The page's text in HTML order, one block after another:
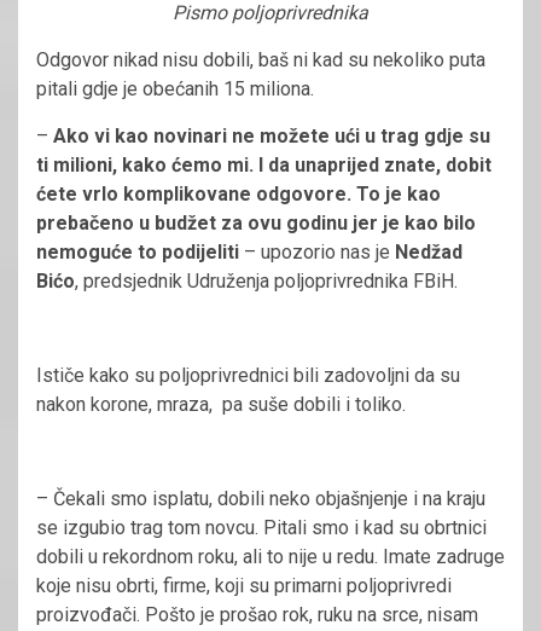
Pismo poljoprivrednika
Odgovor nikad nisu dobili, baš ni kad su nekoliko puta
pitali gdje je obećanih 15 miliona.
– Ako vi kao novinari ne možete ući u trag gdje su
ti milioni, kako ćemo mi. I da unaprijed znate, dobit
ćete vrlo komplikovane odgovore. To je kao
prebačeno u budžet za ovu godinu jer je kao bilo
nemoguće to podijeliti – upozorio nas je Nedžad
Bićo, predsjednik Udruženja poljoprivrednika FBiH.
Ističe kako su poljoprivrednici bili zadovoljni da su
nakon korone, mraza, pa suše dobili i toliko.
– Čekali smo isplatu, dobili neko objašnjenje i na kraju
se izgubio trag tom novcu. Pitali smo i kad su obrtnici
dobili u rekordnom roku, ali to nije u redu. Imate zadruge
koje nisu obrti, firme, koji su primarni poljoprivredi
proizvođači. Pošto je prošao rok, ruku na srce, nisam